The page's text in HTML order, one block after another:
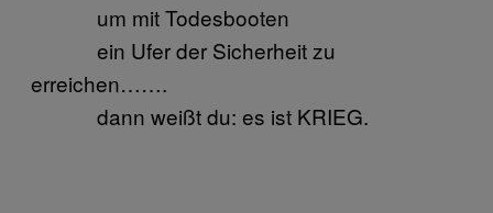
um mit Todesbooten
ein Ufer der Sicherheit zu
erreichen…….
dann weißt du: es ist KRIEG.